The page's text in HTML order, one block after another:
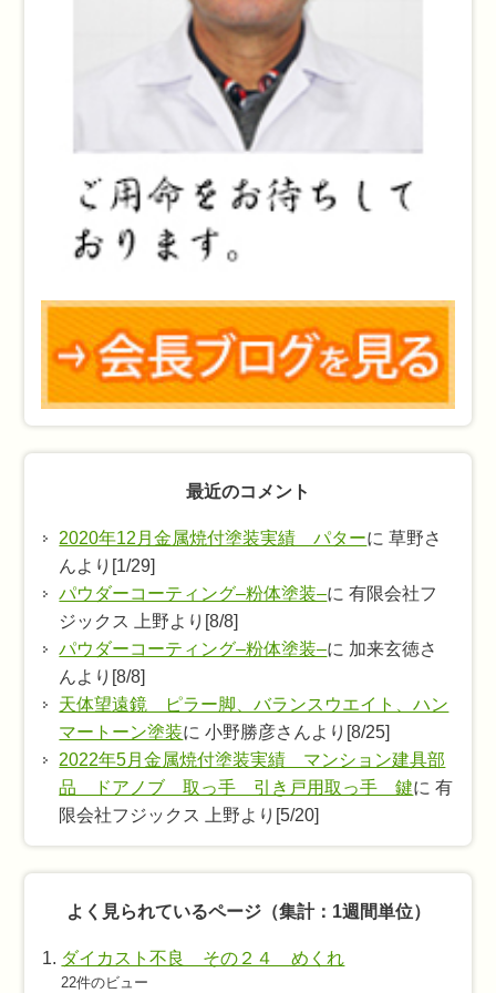
最近のコメント
2020年12月金属焼付塗装実績 パターに 草野さ
んより[1/29]
パウダーコーティング–粉体塗装–に 有限会社フ
ジックス 上野より[8/8]
パウダーコーティング–粉体塗装–に 加来玄徳さ
んより[8/8]
天体望遠鏡 ピラー脚、バランスウエイト、ハン
マートーン塗装に 小野勝彦さんより[8/25]
2022年5月金属焼付塗装実績 マンション建具部
品 ドアノブ 取っ手 引き戸用取っ手 鍵に 有
限会社フジックス 上野より[5/20]
よく見られているページ（集計：1週間単位）
ダイカスト不良 その２４ めくれ
22件のビュー